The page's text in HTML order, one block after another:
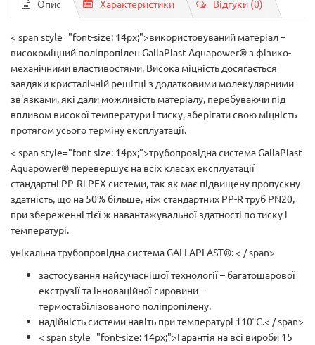
Опис Характеристики Відгуки (0)
< span style="font-size: 14px;">використовуваний матеріал –
високоміцний поліпропілен GallaPlast Aquapower® з фізико-
механічними властивостями. Висока міцність досягається
завдяки кристалічній решітці з додатковими молекулярними
зв'язками, які дали можливість матеріалу, перебуваючи під
впливом високої температури і тиску, зберігати свою міцність
протягом усього терміну експлуатації.
< span style="font-size: 14px;">трубопровідна система GallaPlast
Aquapower® перевершує на всіх класах експлуатації
стандартні PP-Rі PEX системи, так як має підвищену пропускну
здатність, що на 50% більше, ніж стандартних PP-R труб PN20,
при збереженні тієї ж навантажувальної здатності по тиску і
температурі.
унікальна трубопровідна система GALLAPLAST®: < / span>
застосування найсучаснішої технології – багатошарової
екструзії та інноваційної сировини –
термостабілізованого поліпропілену.
надійність системи навіть при температурі 110°С.< / span>
< span style="font-size: 14px;">Гарантія на всі вироби 15